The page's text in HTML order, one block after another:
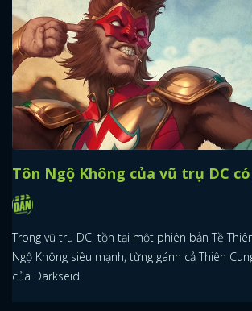
Tôn Ngộ Không của vũ trụ DC
Trong vũ trụ DC, tồn tại một phiên bản Tề
Ngộ Không siêu mạnh, từng gánh cả Thiên
của Darkseid.